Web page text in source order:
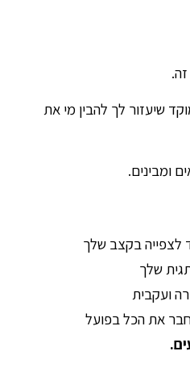
שיעזור לך להבין מי את
שלך
ועקבית
את הכל בפועל